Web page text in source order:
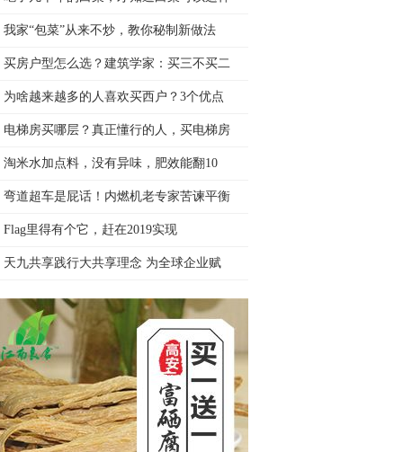
我家“包菜”从来不炒，教你秘制新做法
买房户型怎么选？建筑学家：买三不买二
为啥越来越多的人喜欢买西户？3个优点
电梯房买哪层？真正懂行的人，买电梯房
淘米水加点料，没有异味，肥效能翻10
弯道超车是屁话！内燃机老专家苦谏平衡
Flag里得有个它，赶在2019实现
天九共享践行大共享理念 为全球企业赋